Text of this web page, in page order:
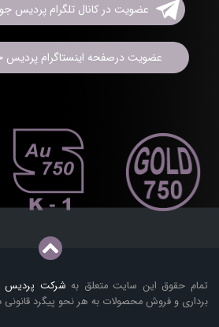
تمام حقوق این سایت متعلق به شرکت پردیس
برداری و فروش محصولات به هر نحو پیگرد قانونی
عضویت در کانال تلگرام پردیس
عضویت درصفحه اینستاگرام پردیس